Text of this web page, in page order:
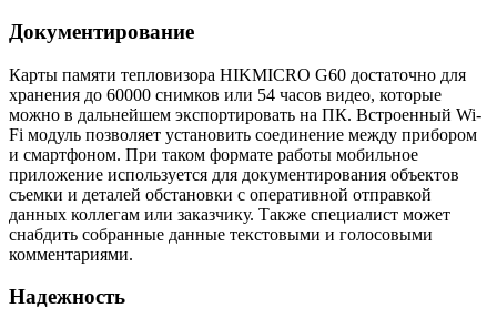
Документирование
Карты памяти тепловизора HIKMICRO G60 достаточно для
хранения до 60000 снимков или 54 часов видео, которые
можно в дальнейшем экспортировать на ПК. Встроенный Wi-
Fi модуль позволяет установить соединение между прибором
и смартфоном. При таком формате работы мобильное
приложение используется для документирования объектов
съемки и деталей обстановки с оперативной отправкой
данных коллегам или заказчику. Также специалист может
снабдить собранные данные текстовыми и голосовыми
комментариями.
Надежность